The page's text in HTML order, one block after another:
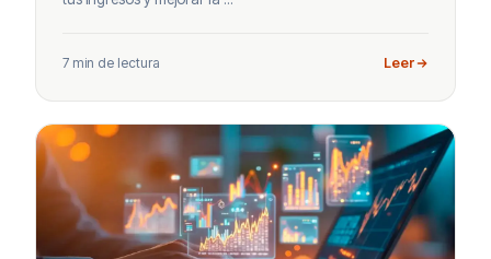
7 min de lectura Leer